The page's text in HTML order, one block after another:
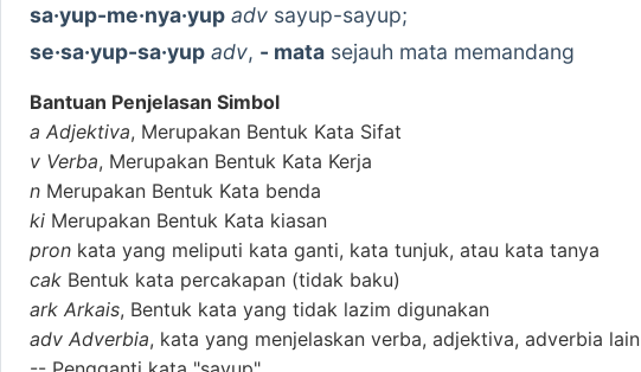
sa·yup-me·nya·yup adv sayup-sayup;
se·sa·yup-sa·yup adv, - mata sejauh mata memandang
Bantuan Penjelasan Simbol
a Adjektiva, Merupakan Bentuk Kata Sifat
v Verba, Merupakan Bentuk Kata Kerja
n Merupakan Bentuk Kata benda
ki Merupakan Bentuk Kata kiasan
pron kata yang meliputi kata ganti, kata tunjuk, atau kata tanya
cak Bentuk kata percakapan (tidak baku)
ark Arkais, Bentuk kata yang tidak lazim digunakan
adv Adverbia, kata yang menjelaskan verba, adjektiva, adverbia lain